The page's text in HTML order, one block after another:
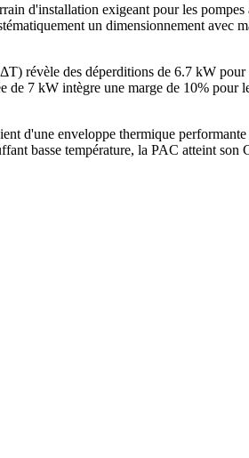
d'installation exigeant pour les
un dimensionnement
révèle des déperditions de 6.7 kW
7 kW intègre une marge de 10%
d'une enveloppe thermique
basse température, la PAC atteint